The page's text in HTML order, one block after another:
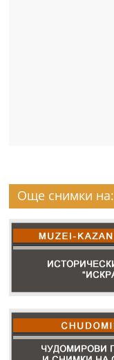
Още снимки на: